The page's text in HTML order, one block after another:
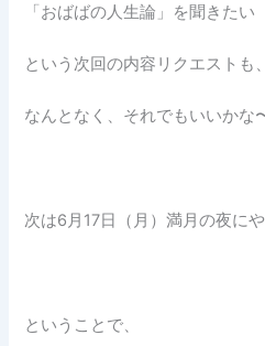
「おばばの人生論」を聞きたい
という次回の内容リクエストも、
なんとなく、それでもいいかな
次は6月17日（月）満月の夜に
ということで、